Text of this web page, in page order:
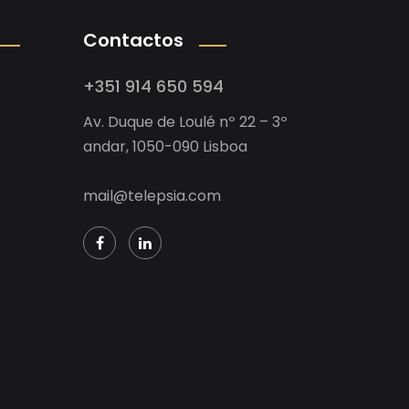
Contactos
+351 914 650 594
Av. Duque de Loulé nº 22 – 3º
andar, 1050-090 Lisboa
mail@telepsia.com